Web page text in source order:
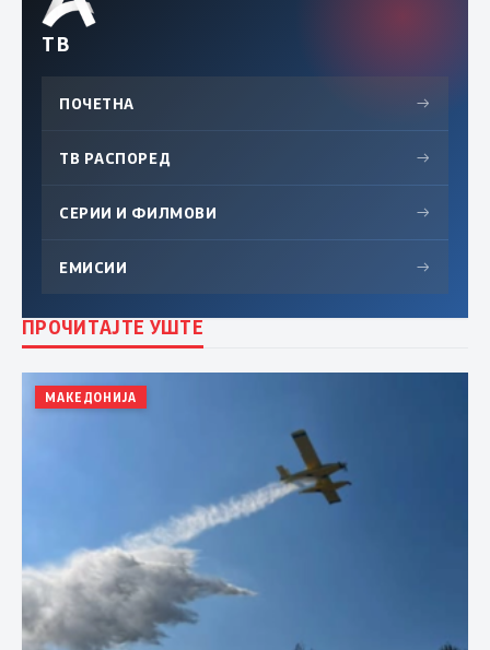
ТВ
ПОЧЕТНА →
ТВ РАСПОРЕД →
СЕРИИ И ФИЛМОВИ →
ЕМИСИИ →
ПРОЧИТАЈТЕ УШТЕ
МАКЕДОНИЈА